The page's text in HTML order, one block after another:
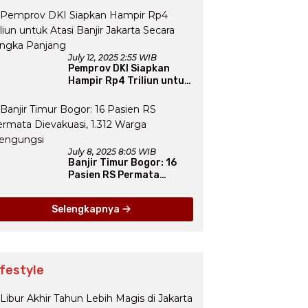
Arab Saudi
July 12, 2025 2:55 WIB
Pemprov DKI Siapkan
Hampir Rp4 Triliun untuk
Secara Jangka Panjang
July 8, 2025 8:05 WIB
Banjir Timur Bogor: 16
Pasien RS Permata
Mengungsi
Selengkapnya